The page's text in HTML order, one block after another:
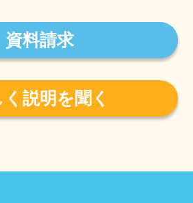
資料請求
説明を聞く